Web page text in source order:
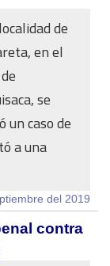
de
en el
se
un caso de
a una
del 2019
contra